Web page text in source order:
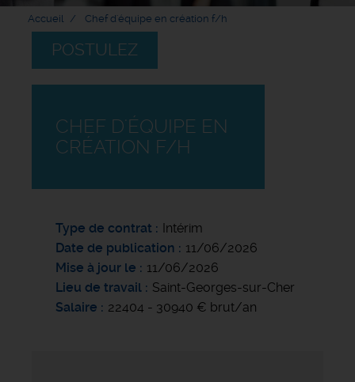
Accueil Chef d'équipe en création f/h
POSTULEZ
CHEF D'ÉQUIPE EN
CRÉATION F/H
Type de contrat
Intérim
Date de publication
11/06/2026
Mise à jour le
11/06/2026
Lieu de travail
Saint-Georges-sur-Cher
Salaire
22404 - 30940 € brut/an